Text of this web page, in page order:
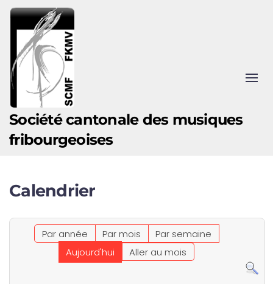
Accéder au contenu principal
Société cantonale des musiques
fribourgeoises
Calendrier
Par année Par mois
Par semaine
Aujourd'hui
Aller au mois